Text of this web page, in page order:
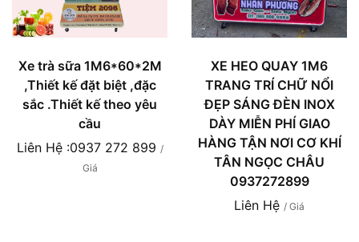
Xe trà sữa 1M6*60*2M
,Thiết kế đặt biệt ,đặc
sắc .Thiết kế theo yêu
cầu
Liên Hệ :0937 272 899 /
Giá
XE HEO QUAY 1M6
TRANG TRÍ CHỮ NỔI
ĐẸP SÁNG ĐÈN INOX
DÀY MIỄN PHÍ GIAO
HÀNG TẬN NƠI CƠ KHÍ
TÂN NGỌC CHÂU
0937272899
Liên Hệ / Giá